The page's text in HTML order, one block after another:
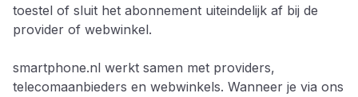
toestel of sluit het abonnement uiteindelijk af bij de
provider of webwinkel.
smartphone.nl werkt samen met providers,
telecomaanbieders en webwinkels. Wanneer je via ons